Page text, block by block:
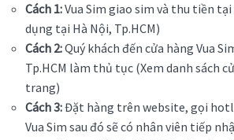
Cách 1:Vua Sim giao sim và thu tiền
dụng tại Hà Nội, Tp.HCM)
Cách 2:Quý khách đến cửa hàng Vua
Tp.HCM làm thủ tục (Xem danh sách
trang)
Cách 3:Đặt hàng trên website, gọi
Vua Sim sau đó sẽ có nhân viên tiếp